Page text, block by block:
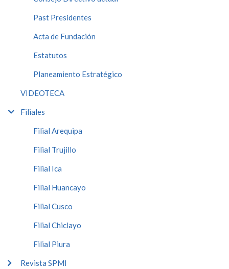
Past Presidentes
Acta de Fundación
Estatutos
Planeamiento Estratégico
VIDEOTECA
Filiales
Filial Arequipa
Filial Trujillo
Filial Ica
Filial Huancayo
Filial Cusco
Filial Chiclayo
Filial Piura
Revista SPMI